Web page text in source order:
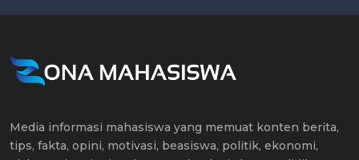
Media informasi mahasiswa yang memuat konten berita,
tips, fakta, opini, motivasi, beasiswa, politik, ekonomi,